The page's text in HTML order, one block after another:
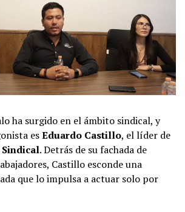
ha surgido en el ámbito sindical, y
esEduardo Castillo, el líder de
. Detrás de su fachada de
Castillo esconde una
que lo impulsa a actuar solo por